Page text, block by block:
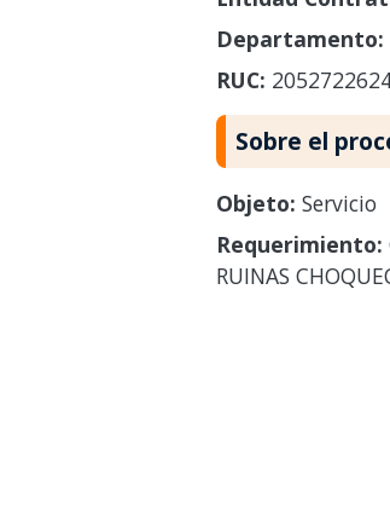
Departamento:
RUC:
Sobre el
Objeto: Servicio
Requerimiento:
RUINAS